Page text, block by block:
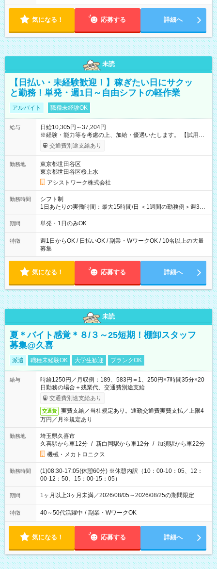
気になる！ 応募する 詳細へ
未読
【日払い・未経験歓迎！】稼ぎたい日にサクッ
と勤務！単発・週1日～自由シフトの軽作業
アルバイト 職種未経験OK
給与
日給10,305円～37,204円
※経験・能力等を考慮の上、加給・優遇いたします。 【試用期
間】試用期間なし
交通費別途支給あり
勤務地
東京都世田谷区
東京都世田谷区桜上水
アシストワーク株式会社
勤務時間
シフト制
1日あたりの実働時間：最大15時間/日 ＜1週間の勤務例＞週3回
勤務 勤務：月・水・金 休み：火・木・土・日 好きな時にお仕事
可能です！ ※1日あたりの最大実働時間は日勤、夜勤共に勤務し
期間 単発・1日のみOK
特徴
週1日からOK / 日払いOK / 副業・WワークOK / 10名以上の大量
募集
気になる！ 応募する 詳細へ
未読
夏＊バイト感覚＊８/３～25短期！棚卸スタッフ
募集@久喜
派遣 職種未経験OK 大学生歓迎 ブランクOK
給与
時給1250円／月収例：189、583円＝1、250円×7時間35分×20
日勤務の場合＋残業代、交通費別途支給
交通費別途支給あり
交通費
実費支給／当社規定あり。通勤交通費実費支払／上限4
万円／月※規定あり
勤務地
埼玉県久喜市
久喜駅から車12分 / 新白岡駅から車12分 / 加須駅から車22分
機械・メカトロニクス
勤務時間
(1)08:30-17:05(休憩60分) ※休憩内訳（10：00-10：05、12：
00-12：50、15：00-15：05）
期間 1ヶ月以上3ヶ月未満／2026/08/05～2026/08/25の期間限定
特徴 40～50代活躍中 / 副業・WワークOK
気になる！ 応募する 詳細へ